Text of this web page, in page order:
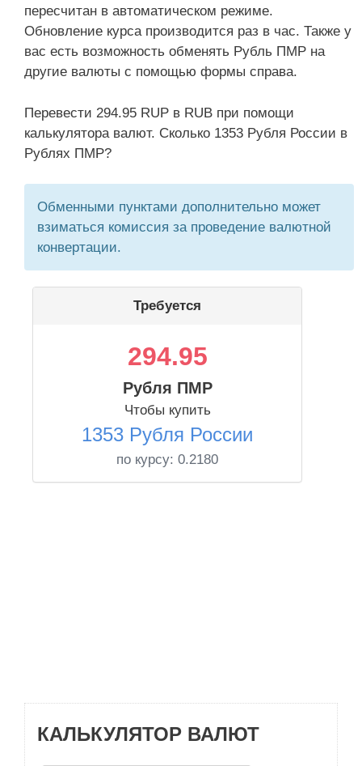
пересчитан в автоматическом режиме.
Обновление курса производится раз в час. Также у
вас есть возможность обменять Рубль ПМР на
другие валюты с помощью формы справа.
Перевести 294.95 RUP в RUB при помощи
калькулятора валют. Сколько 1353 Рубля России в
Рублях ПМР?
Обменными пунктами дополнительно может
взиматься комиссия за проведение валютной
конвертации.
Требуется
294.95
Рубля ПМР
Чтобы купить
1353 Рубля России
по курсу: 0.2180
КАЛЬКУЛЯТОР ВАЛЮТ